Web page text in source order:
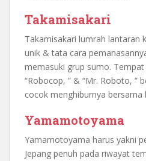
Takamisakari
Takamisakari lumrah lantaran
unik & tata cara
memasuki grup sumo.
“Robocop, ” & “Mr. Roboto, ”
cocok menghiburnya bersama
Yamamotoyama
Yamamotoyama harus yakni
Jepang penuh pada riwayat